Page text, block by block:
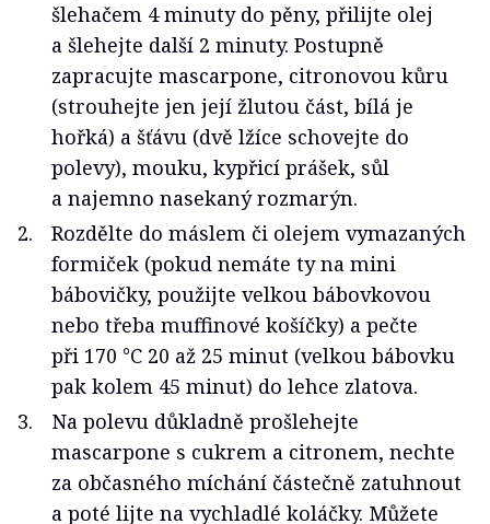
šlehačem 4 minuty do pěny, přilijte olej
a šlehejte další 2 minuty. Postupně
zapracujte mascarpone, citronovou kůru
(strouhejte jen její žlutou část, bílá je
hořká) a šťávu (dvě lžíce schovejte do
polevy), mouku, kypřicí prášek, sůl
a najemno nasekaný rozmarýn.
Rozdělte do máslem či olejem vymazaných
formiček (pokud nemáte ty na mini
bábovičky, použijte velkou bábovkovou
nebo třeba muffinové košíčky) a pečte
při 170 °C 20 až 25 minut (velkou bábovku
pak kolem 45 minut) do lehce zlatova.
Na polevu důkladně prošlehejte
mascarpone s cukrem a citronem, nechte
za občasného míchání částečně zatuhnout
a poté lijte na vychladlé koláčky. Můžete